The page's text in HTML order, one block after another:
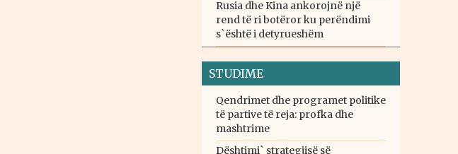
Rusia dhe Kina ankorojnë një
rend të ri botëror ku perëndimi
s`është i detyrueshëm
STUDIME
Qendrimet dhe programet politike
të partive të reja: profka dhe
mashtrime
Dështimi` strategjisë së